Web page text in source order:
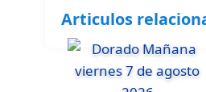
Articulos